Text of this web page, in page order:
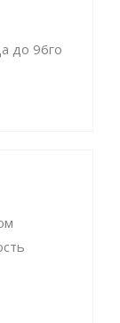
до 96го